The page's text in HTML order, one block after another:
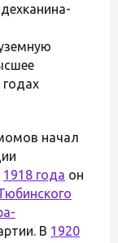
начал
1918 года он
В 1920